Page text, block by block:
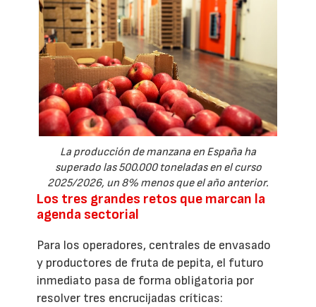
La producción de manzana en España ha
superado las 500.000 toneladas en el curso
2025/2026, un 8% menos que el año anterior.
Los tres grandes retos que marcan la
agenda sectorial
Para los operadores, centrales de envasado
y productores de fruta de pepita, el futuro
inmediato pasa de forma obligatoria por
resolver tres encrucijadas críticas: